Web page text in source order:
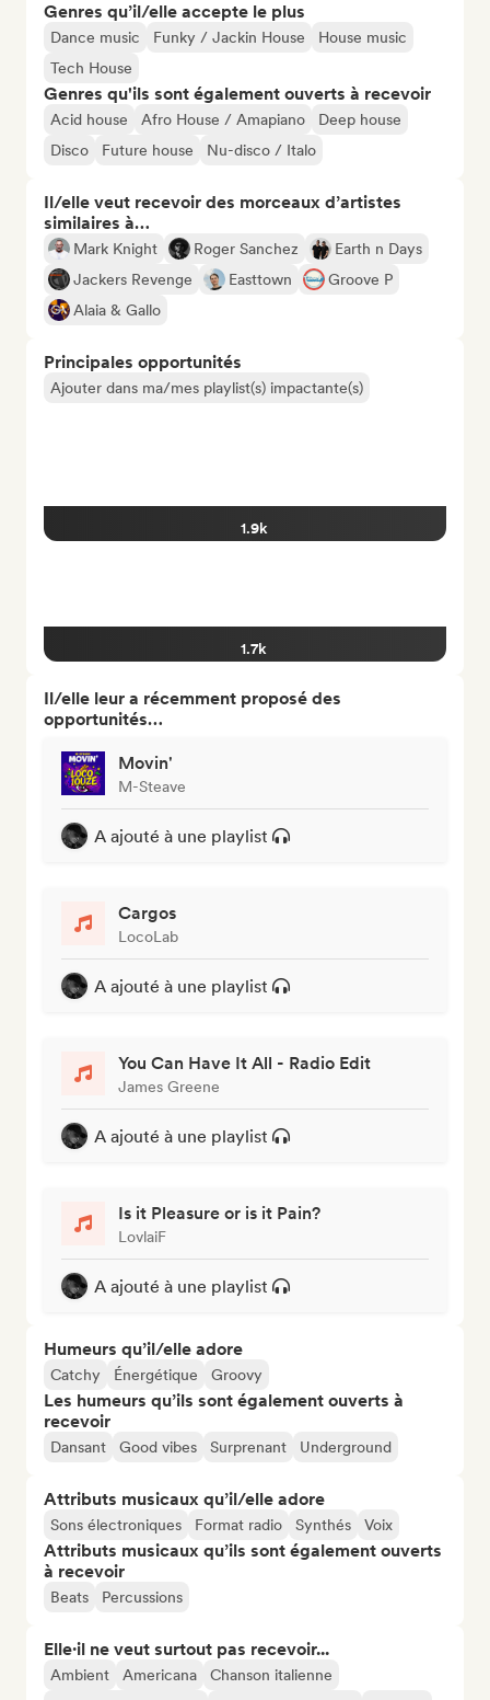
Genres qu’il/elle accepte le plus
Dance music Funky / Jackin House
House music
Tech House
Genres qu'ils sont également ouverts à recevoir
Acid house Afro House / Amapiano
Deep house
Disco
Future house Nu-disco / Italo
Il/elle veut recevoir des morceaux d’artistes
similaires à…
Mark Knight Roger Sanchez
Earth n Days
Jackers Revenge
Easttown
Groove P
Alaia & Gallo
Principales opportunités
Ajouter dans ma/mes playlist(s) impactante(s)
1.9k
1.7k
Il/elle leur a récemment proposé des
opportunités…
Movin'
M-Steave
A ajouté à une playlist
Cargos
LocoLab
A ajouté à une playlist
You Can Have It All - Radio Edit
James Greene
A ajouté à une playlist
Is it Pleasure or is it Pain?
LovlaiF
A ajouté à une playlist
Humeurs qu’il/elle adore
Catchy Énergétique Groovy
Les humeurs qu’ils sont également ouverts à
recevoir
Dansant Good vibes Surprenant Underground
Attributs musicaux qu’il/elle adore
Sons électroniques Format radio Synthés Voix
Attributs musicaux qu’ils sont également ouverts
à recevoir
Beats Percussions
Elle·il ne veut surtout pas recevoir...
Ambient Americana
Chanson italienne